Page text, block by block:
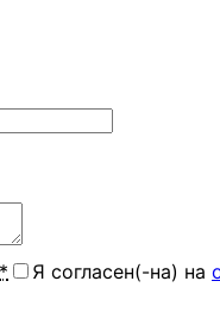
* Я согласен(-на) на